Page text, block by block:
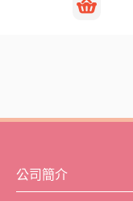
公司簡介